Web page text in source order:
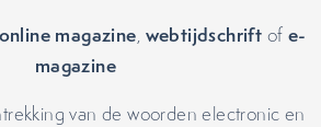
online magazine, webtijdschrift of e-
magazine
van de woorden electronic en